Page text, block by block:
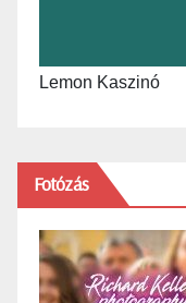
Lemon Kaszinó
Fotózás